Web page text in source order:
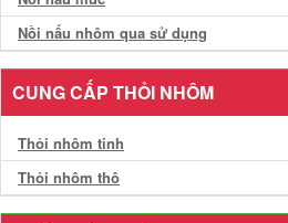
Nồi nấu nhôm qua sử dụng
CUNG CẤP THỎI NHÔM
Thỏi nhôm tinh
Thỏi nhôm thô